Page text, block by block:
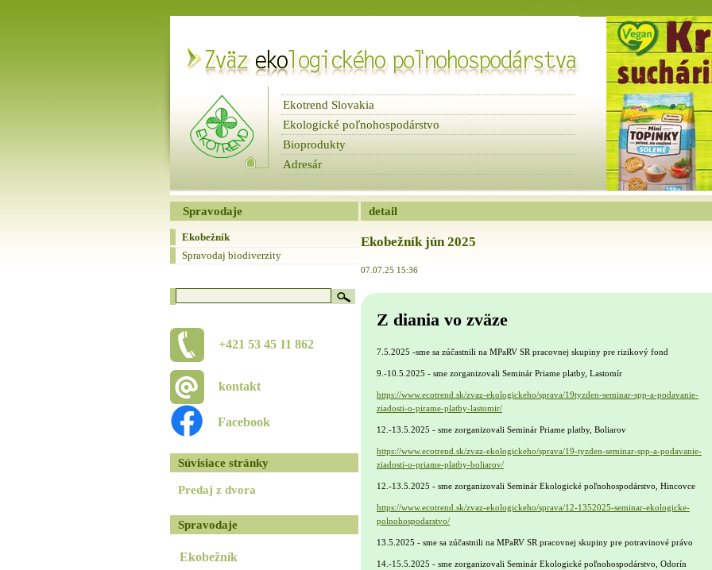
Ekotrend Slovakia
Ekologické poľnohospodárstvo
Bioprodukty
Adresár
Spravodaje
Spravodaje
Ekobežník
Spravodaj biodiverzity
+421 53 45 11 862
kontakt
Facebook
Súvisiace stránky
Predaj z dvora
Spravodaje
Ekobežník
detail
Ekobežník jún 2025
07.07.25 15:36
Z diania vo zväze
7.5.2025 -sme sa zúčastnili na MPaRV SR pracovnej skupiny pre rizikový fond
9.-10.5.2025 - sme zorganizovali Seminár Priame platby, Lastomír
https://www.ecotrend.sk/zvaz-ekologickeho/sprava/19tyzden-seminar-spp-a-podavanie-
ziadosti-o-pirame-platby-lastomir/
12.-13.5.2025 - sme zorganizovali Seminár Priame platby, Boliarov
https://www.ecotrend.sk/zvaz-ekologickeho/sprava/19-tyzden-seminar-spp-a-podavanie-
ziadosti-o-priame-platby-boliarov/
12.-13.5.2025 - sme zorganizovali Seminár Ekologické poľnohospodárstvo, Hincovce
https://www.ecotrend.sk/zvaz-ekologickeho/sprava/12-1352025-seminar-ekologicke-
polnohospodarstvo/
13.5.2025 - sme sa zúčastnili na MPaRV SR pracovnej skupiny pre potravinové právo
14.-15.5.2025 - sme zorganizovali Seminár Ekologické poľnohospodárstvo, Odorín